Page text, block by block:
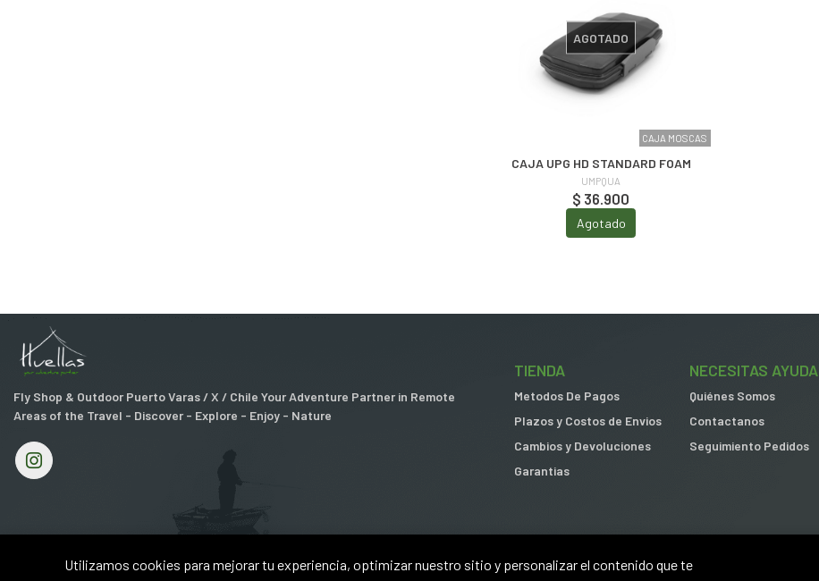
CAJA MOSCAS
AGOTADO
CAJA UPG HD STANDARD FOAM
UMPQUA
$ 36.900
Agotado
Fly Shop & Outdoor Puerto Varas / X / Chile Your Adventure Partner in Remote
Areas of the Travel - Discover - Explore - Enjoy - Nature
TIENDA
Metodos De Pagos
Plazos y Costos de Envios
Cambios y Devoluciones
Garantias
NECESITAS AYUDA
Quiénes Somos
Contactanos
Seguimiento Pedidos
Utilizamos cookies para mejorar tu experiencia, optimizar nuestro sitio y personalizar el contenido que te